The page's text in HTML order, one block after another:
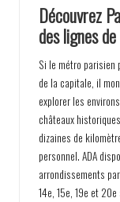
Découvrez
des lignes
Si le métro parisien
de la capitale, il
explorer les
châteaux
dizaines de
personnel. ADA
arrondissements
14e, 15e, 19e et